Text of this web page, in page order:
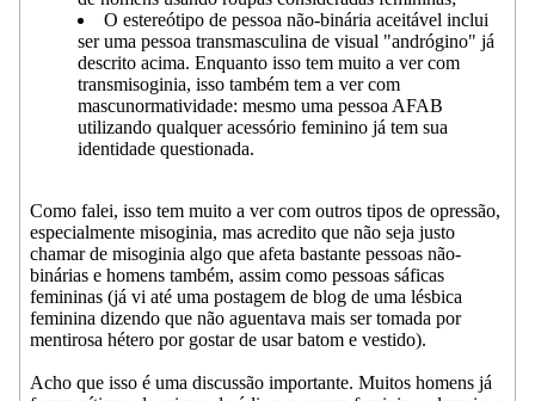
O estereótipo de pessoa não-binária aceitável inclui
ser uma pessoa transmasculina de visual "andrógino" já
descrito acima. Enquanto isso tem muito a ver com
transmisoginia, isso também tem a ver com
mascunormatividade: mesmo uma pessoa AFAB
utilizando qualquer acessório feminino já tem sua
identidade questionada.
Como falei, isso tem muito a ver com outros tipos de opressão,
especialmente misoginia, mas acredito que não seja justo
chamar de misoginia algo que afeta bastante pessoas não-
binárias e homens também, assim como pessoas sáficas
femininas (já vi até uma postagem de blog de uma lésbica
feminina dizendo que não aguentava mais ser tomada por
mentirosa hétero por gostar de usar batom e vestido).
Acho que isso é uma discussão importante. Muitos homens já